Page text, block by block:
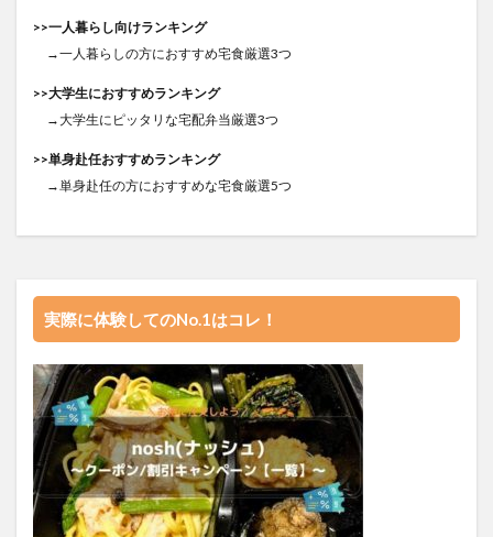
>>一人暮らし向けランキング
→一人暮らしの方におすすめ宅食厳選3つ
>>大学生におすすめランキング
→大学生にピッタリな宅配弁当厳選3つ
>>単身赴任おすすめランキング
→単身赴任の方におすすめな宅食厳選5つ
実際に体験してのNo.1はコレ！